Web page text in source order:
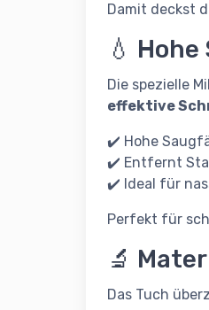
Damit deckst
💧
Die spezielle
effektive
✔️ Hohe
✔️ Entfernt
✔️ Ideal für
Perfekt für
🔬
Das Tuch